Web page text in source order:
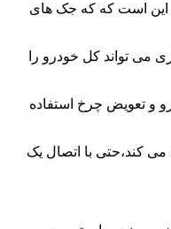
است که که جک های
می تواند کل خودرو را
و تعویض چرخ استفاده
کند،حتی با اتصال یک